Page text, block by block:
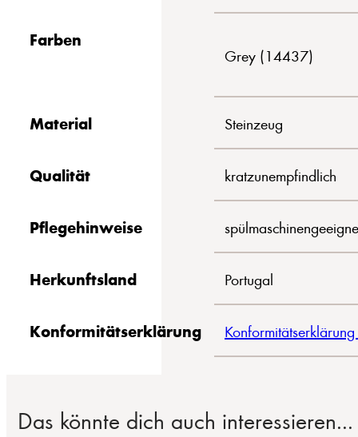
Farben
Grey (14437)
Material Steinzeug
Qualität kratzunempfindlich
Pflegehinweise
Herkunftsland Portugal
Konformitätserklärung
Das könnte dich auch interessieren...